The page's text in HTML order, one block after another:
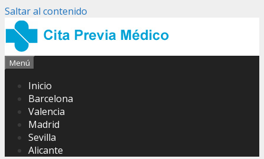
Saltar al contenido
Menú
Inicio
Barcelona
Valencia
Madrid
Sevilla
Alicante